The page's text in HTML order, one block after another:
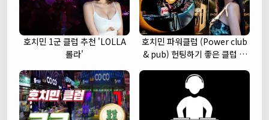
호치민 1군 클럽 추천 'LOLLA
롤라'
호치민 파워클럽 (Power club
& pub) 헌팅하기 좋은 클럽 추